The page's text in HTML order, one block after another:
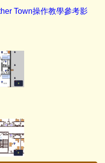
Town操作教學參考影